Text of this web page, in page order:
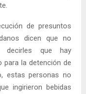
de presuntos
dicen que no
decirles que hay
la detención de
estas personas no
ingirieron bebidas